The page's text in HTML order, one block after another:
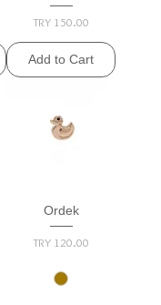
Price
TRY 150.00
Add to Cart
Ordek
Price
TRY 120.00